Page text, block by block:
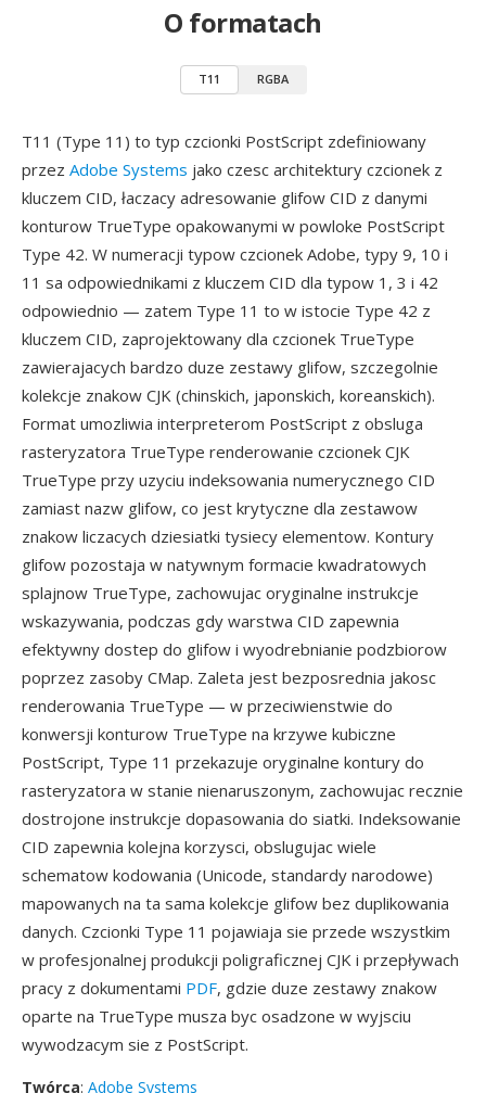
O formatach
T11 RGBA
T11 (Type 11) to typ czcionki PostScript zdefiniowany
przez Adobe Systems jako czesc architektury czcionek z
kluczem CID, łaczacy adresowanie glifow CID z danymi
konturow TrueType opakowanymi w powloke PostScript
Type 42. W numeracji typow czcionek Adobe, typy 9, 10 i
11 sa odpowiednikami z kluczem CID dla typow 1, 3 i 42
odpowiednio — zatem Type 11 to w istocie Type 42 z
kluczem CID, zaprojektowany dla czcionek TrueType
zawierajacych bardzo duze zestawy glifow, szczegolnie
kolekcje znakow CJK (chinskich, japonskich, koreanskich).
Format umozliwia interpreterom PostScript z obsluga
rasteryzatora TrueType renderowanie czcionek CJK
TrueType przy uzyciu indeksowania numerycznego CID
zamiast nazw glifow, co jest krytyczne dla zestawow
znakow liczacych dziesiatki tysiecy elementow. Kontury
glifow pozostaja w natywnym formacie kwadratowych
splajnow TrueType, zachowujac oryginalne instrukcje
wskazywania, podczas gdy warstwa CID zapewnia
efektywny dostep do glifow i wyodrebnianie podzbiorow
poprzez zasoby CMap. Zaleta jest bezposrednia jakosc
renderowania TrueType — w przeciwienstwie do
konwersji konturow TrueType na krzywe kubiczne
PostScript, Type 11 przekazuje oryginalne kontury do
rasteryzatora w stanie nienaruszonym, zachowujac recznie
dostrojone instrukcje dopasowania do siatki. Indeksowanie
CID zapewnia kolejna korzysci, obslugujac wiele
schematow kodowania (Unicode, standardy narodowe)
mapowanych na ta sama kolekcje glifow bez duplikowania
danych. Czcionki Type 11 pojawiaja sie przede wszystkim
w profesjonalnej produkcji poligraficznej CJK i przepływach
pracy z dokumentami PDF, gdzie duze zestawy znakow
oparte na TrueType musza byc osadzone w wyjsciu
wywodzacym sie z PostScript.
Twórca: Adobe Systems